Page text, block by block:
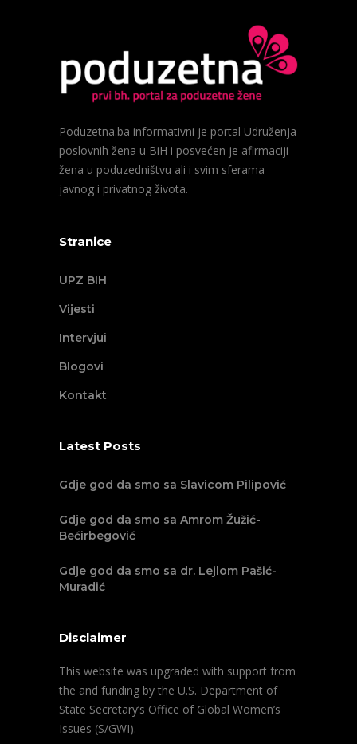
Poduzetna.ba informativni je portal Udruženja
poslovnih žena u BiH i posvećen je afirmaciji
žena u poduzedništvu ali i svim sferama
javnog i privatnog života.
Stranice
UPZ BIH
Vijesti
Intervjui
Blogovi
Kontakt
Latest Posts
Gdje god da smo sa Slavicom Pilipović
Gdje god da smo sa Amrom Žužić-
Bećirbegović
Gdje god da smo sa dr. Lejlom Pašić-
Muradić
Disclaimer
This website was upgraded with support from
the and funding by the U.S. Department of
State Secretary’s Office of Global Women’s
Issues (S/GWI).